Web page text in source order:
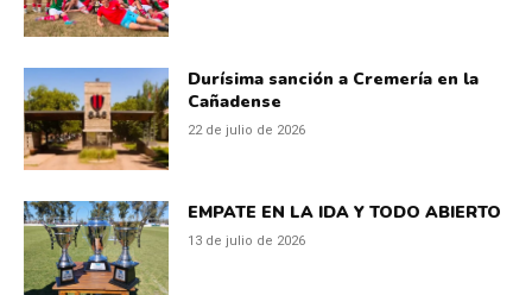
Durísima sanción a Cremería en la
Cañadense
22 de julio de 2026
EMPATE EN LA IDA Y TODO ABIERTO
13 de julio de 2026